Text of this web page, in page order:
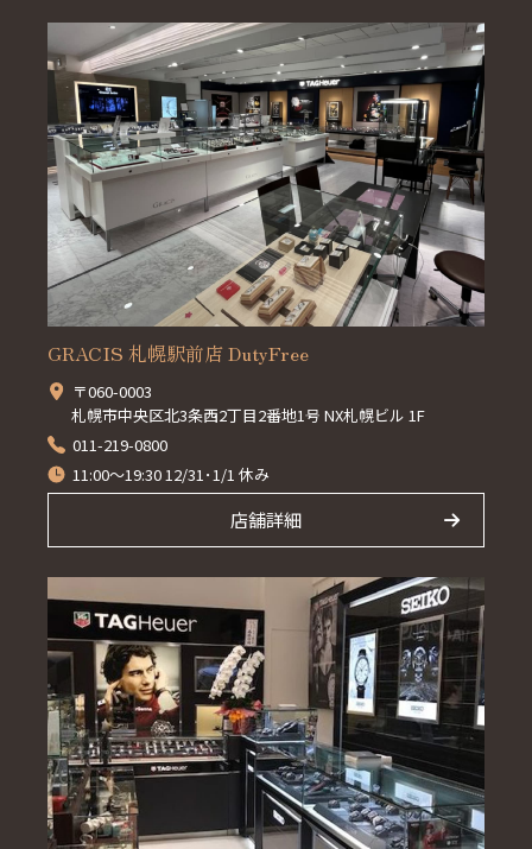
GRACIS 札幌駅前店 DutyFree
〒060-0003
札幌市中央区北3条西2丁目2番地1号 NX札幌ビル 1F
011-219-0800
11:00～19:30 12/31･1/1 休み
店舗詳細